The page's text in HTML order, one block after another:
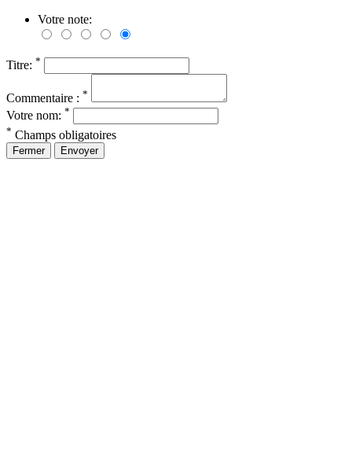
Votre note:
Titre: *
Commentaire : *
Votre nom: *
* Champs obligatoires
Fermer Envoyer